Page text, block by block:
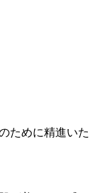
ために精進いた